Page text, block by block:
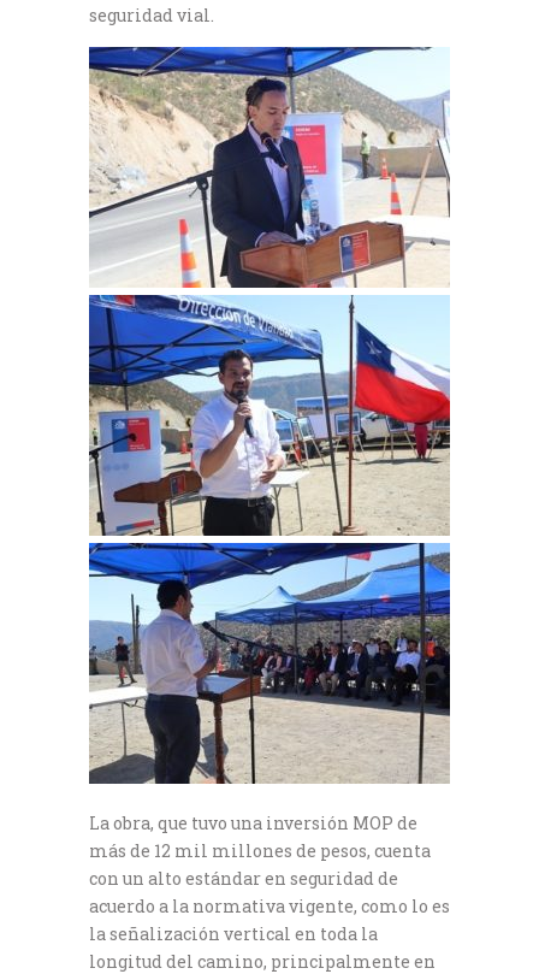
seguridad vial.
La obra, que tuvo una inversión MOP de
más de 12 mil millones de pesos, cuenta
con un alto estándar en seguridad de
acuerdo a la normativa vigente, como lo es
la señalización vertical en toda la
longitud del camino, principalmente en